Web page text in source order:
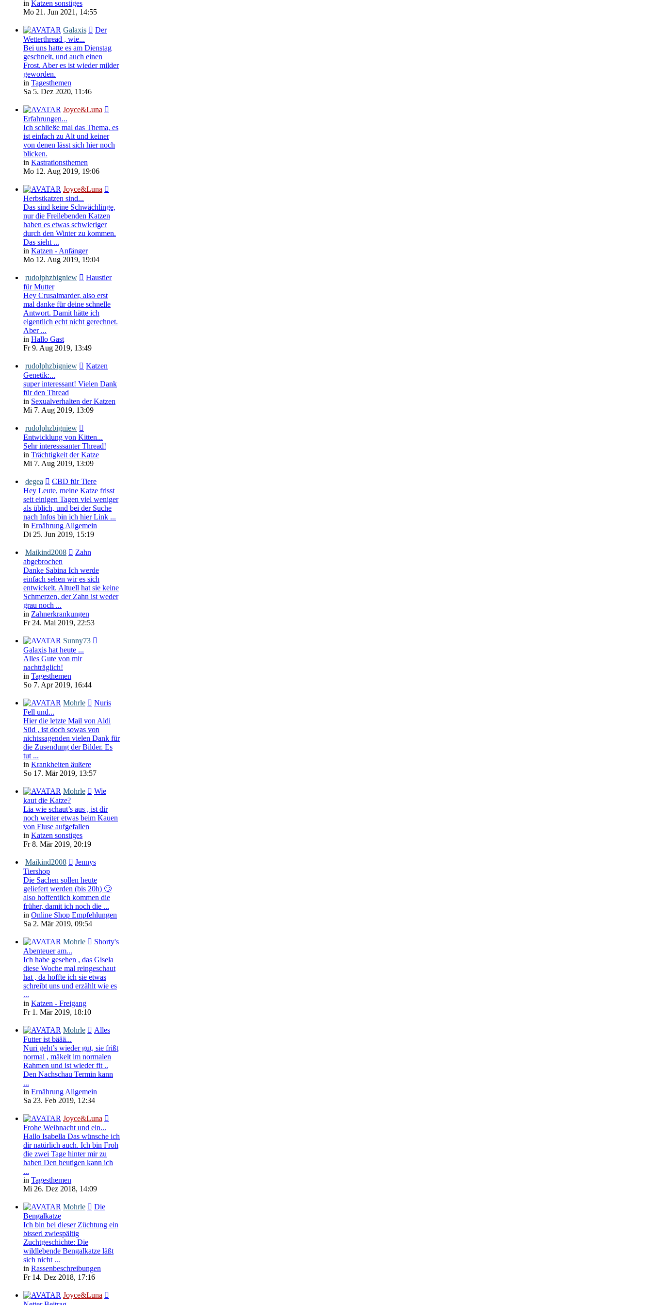
in Katzen sonstiges
Mo 21. Jun 2021, 14:55
Galaxis
Der
Wetterthread , wie...
Bei uns hatte es am Dienstag
geschneit, und auch einen
Frost. Aber es ist wieder milder
geworden.
in Tagesthemen
Sa 5. Dez 2020, 11:46
Joyce&Luna
Erfahrungen...
Ich schließe mal das Thema, es
ist einfach zu Alt und keiner
von denen lässt sich hier noch
blicken.
in Kastrationsthemen
Mo 12. Aug 2019, 19:06
Joyce&Luna
Herbstkatzen sind...
Das sind keine Schwächlinge,
nur die Freilebenden Katzen
haben es etwas schwieriger
durch den Winter zu kommen.
Das sieht ...
in Katzen - Anfänger
Mo 12. Aug 2019, 19:04
rudolphzbigniew
Haustier
für Mutter
Hey Crusalmarder, also erst
mal danke für deine schnelle
Antwort. Damit hätte ich
eigentlich echt nicht gerechnet.
Aber ...
in Hallo Gast
Fr 9. Aug 2019, 13:49
rudolphzbigniew
Katzen
Genetik:...
super interessant! Vielen Dank
für den Thread
in Sexualverhalten der Katzen
Mi 7. Aug 2019, 13:09
rudolphzbigniew
Entwicklung von Kitten...
Sehr interesssanter Thread!
in Trächtigkeit der Katze
Mi 7. Aug 2019, 13:09
degea
CBD für Tiere
Hey Leute, meine Katze frisst
seit einigen Tagen viel weniger
als üblich, und bei der Suche
nach Infos bin ich hier Link ...
in Ernährung Allgemein
Di 25. Jun 2019, 15:19
Maikind2008
Zahn
abgebrochen
Danke Sabina Ich werde
einfach sehen wir es sich
entwickelt. Altuell hat sie keine
Schmerzen, der Zahn ist weder
grau noch ...
in Zahnerkrankungen
Fr 24. Mai 2019, 22:53
Sunny73
Galaxis hat heute ...
Alles Gute von mir
nachträglich!
in Tagesthemen
So 7. Apr 2019, 16:44
Mohrle
Nuris
Fell und...
Hier die letzte Mail von Aldi
Süd , ist doch sowas von
nichtssagenden vielen Dank für
die Zusendung der Bilder. Es
tut ...
in Krankheiten äußere
So 17. Mär 2019, 13:57
Mohrle
Wie
kaut die Katze?
Lia wie schaut’s aus , ist dir
noch weiter etwas beim Kauen
von Fluse aufgefallen
in Katzen sonstiges
Fr 8. Mär 2019, 20:19
Maikind2008
Jennys
Tiershop
Die Sachen sollen heute
geliefert werden (bis 20h) 🙄
also hoffentlich kommen die
früher, damit ich noch die ...
in Online Shop Empfehlungen
Sa 2. Mär 2019, 09:54
Mohrle
Shorty's
Abenteuer am...
Ich habe gesehen , das Gisela
diese Woche mal reingeschaut
hat , da hoffte ich sie etwas
schreibt uns und erzählt wie es
...
in Katzen - Freigang
Fr 1. Mär 2019, 18:10
Mohrle
Alles
Futter ist bäää...
Nuri geht’s wieder gut, sie frißt
normal , mäkelt im normalen
Rahmen und ist wieder fit ..
Den Nachschau Termin kann
...
in Ernährung Allgemein
Sa 23. Feb 2019, 12:34
Joyce&Luna
Frohe Weihnacht und ein...
Hallo Isabella Das wünsche ich
dir natürlich auch. Ich bin Froh
die zwei Tage hinter mir zu
haben Den heutigen kann ich
...
in Tagesthemen
Mi 26. Dez 2018, 14:09
Mohrle
Die
Bengalkatze
Ich bin bei dieser Züchtung ein
bisserl zwiespältig
Zuchtgeschichte: Die
wildlebende Bengalkatze läßt
sich nicht ...
in Rassenbeschreibungen
Fr 14. Dez 2018, 17:16
Joyce&Luna